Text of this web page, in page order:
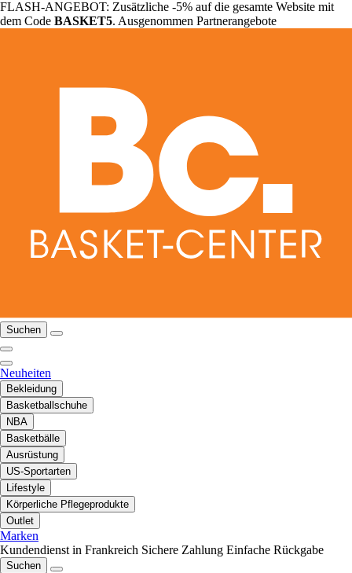
FLASH-ANGEBOT: Zusätzliche -5% auf die gesamte Website mit
dem Code BASKET5. Ausgenommen Partnerangebote
Suchen
Neuheiten
Bekleidung
Basketballschuhe
NBA
Basketbälle
Ausrüstung
US-Sportarten
Lifestyle
Körperliche Pflegeprodukte
Outlet
Marken
Kundendienst in Frankreich Sichere Zahlung Einfache Rückgabe
Suchen